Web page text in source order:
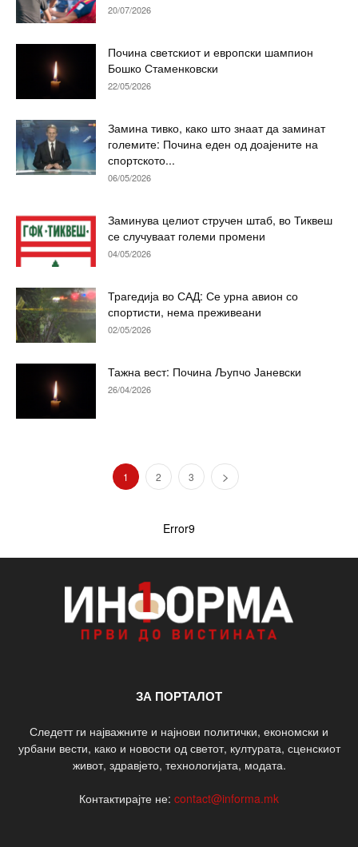
20/07/2026
Почина светскиот и европски шампион
Бошко Стаменковски
22/05/2026
Замина тивко, како што знаат да заминат
големите: Почина еден од доајените на
спортското...
06/05/2026
Заминува целиот стручен штаб, во Тиквеш
се случуваат големи промени
04/05/2026
Трагедија во САД: Се урна авион со
спортисти, нема преживеани
02/05/2026
Тажна вест: Почина Љупчо Јаневски
26/04/2026
1 2 3
Error9
ЗА ПОРТАЛОТ
Следетт ги најважните и најнови политички, економски и
урбани вести, како и новости од светот, културата, сценскиот
живот, здравјето, технологијата, модата.
Контактирајте не: contact@informa.mk